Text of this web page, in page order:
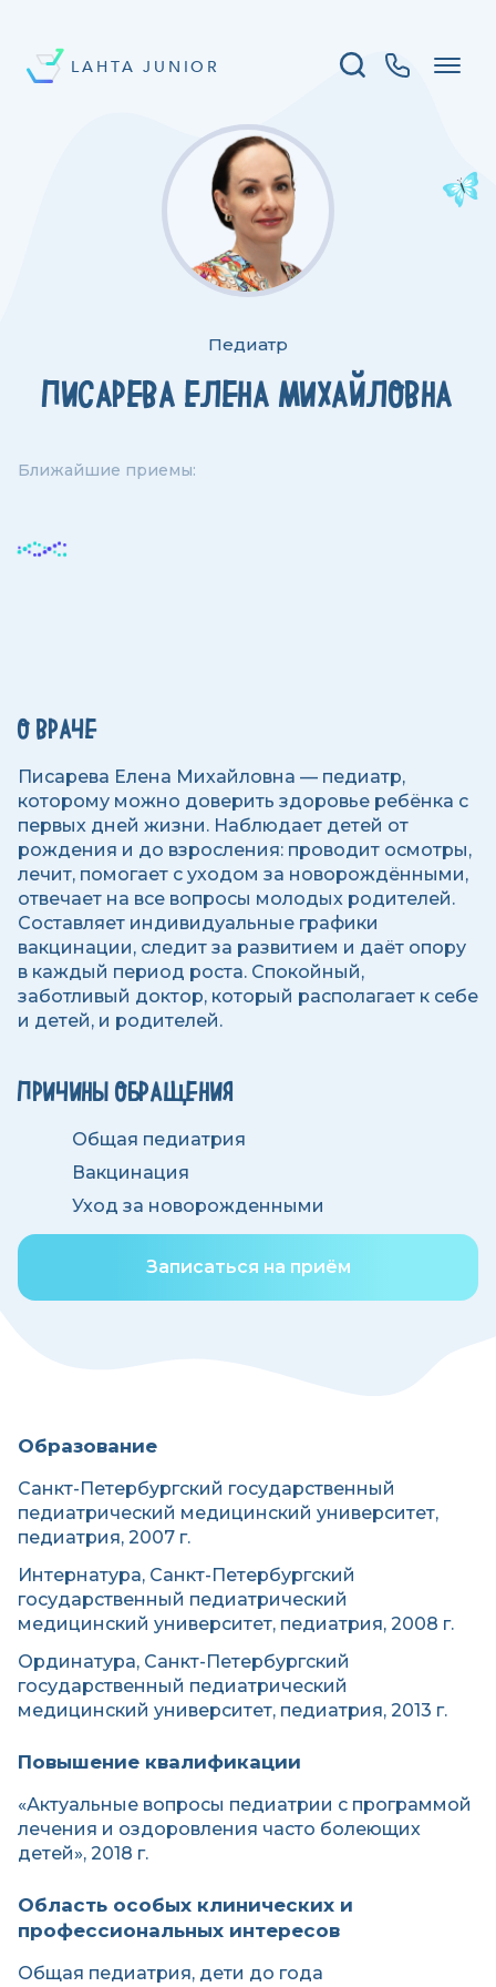
LAHTA JUNIOR
Педиатр
ПИСАРЕВА ЕЛЕНА МИХАЙЛОВНА
Ближайшие приемы:
О ВРАЧЕ
Писарева Елена Михайловна — педиатр,
которому можно доверить здоровье ребёнка с
первых дней жизни. Наблюдает детей от
рождения и до взросления: проводит осмотры,
лечит, помогает с уходом за новорождёнными,
отвечает на все вопросы молодых родителей.
Составляет индивидуальные графики
вакцинации, следит за развитием и даёт опору
в каждый период роста. Спокойный,
заботливый доктор, который располагает к себе
и детей, и родителей.
ПРИЧИНЫ ОБРАЩЕНИЯ
Общая педиатрия
Вакцинация
Уход за новорожденными
Записаться на приём
Образование
Санкт-Петербургский государственный
педиатрический медицинский университет,
педиатрия, 2007 г.
Интернатура, Санкт-Петербургский
государственный педиатрический
медицинский университет, педиатрия, 2008 г.
Ординатура, Санкт-Петербургский
государственный педиатрический
медицинский университет, педиатрия, 2013 г.
Повышение квалификации
«Актуальные вопросы педиатрии с программой
лечения и оздоровления часто болеющих
детей», 2018 г.
Область особых клинических и
профессиональных интересов
Общая педиатрия, дети до года